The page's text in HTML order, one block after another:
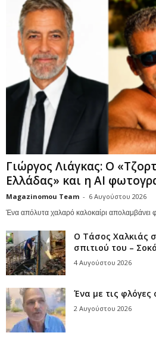
Γιώργος Λιάγκας: Ο
Ελλάδας» και η AI
Magazinomou Team - 6 Αυγούστου 2026
Ένα απόλυτα χαλαρό καλοκαίρι απολαμβάνει
Ο Τάσος Χαλκιάς
σπιτιού του –
4 Αυγούστου 2026
Ένα με τις φλόγες
2 Αυγούστου 2026